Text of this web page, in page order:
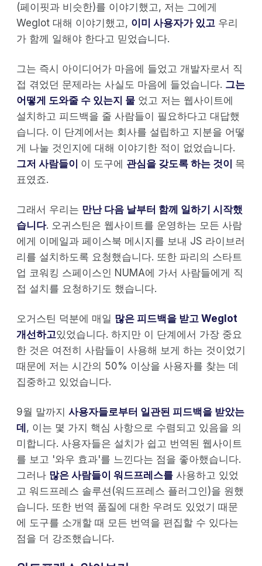
(페이핏과 비슷한)를 이야기했고, 저는 그에게
Weglot 대해 이야기했고, 이미 사용자가 있고 우리
가 함께 일해야 한다고 믿었습니다.
그는 즉시 아이디어가 마음에 들었고 개발자로서 직
접 겪었던 문제라는 사실도 마음에 들었습니다. 그는
어떻게 도와줄 수 있는지 물 었고 저는 웹사이트에
설치하고 피드백을 줄 사람들이 필요하다고 대답했
습니다. 이 단계에서는 회사를 설립하고 지분을 어떻
게 나눌 것인지에 대해 이야기한 적이 없었습니다.
그저 사람들이 이 도구에 관심을 갖도록 하는 것이 목
표였죠.
그래서 우리는 만난 다음 날부터 함께 일하기 시작했
습니다. 오귀스틴은 웹사이트를 운영하는 모든 사람
에게 이메일과 페이스북 메시지를 보내 JS 라이브러
리를 설치하도록 요청했습니다. 또한 파리의 스타트
업 코워킹 스페이스인 NUMA에 가서 사람들에게 직
접 설치를 요청하기도 했습니다.
오거스틴 덕분에 매일 많은 피드백을 받고 Weglot
개선하고있었습니다. 하지만 이 단계에서 가장 중요
한 것은 여전히 사람들이 사용해 보게 하는 것이었기
때문에 저는 시간의 50% 이상을 사용자를 찾는 데
집중하고 있었습니다.
9월 말까지 사용자들로부터 일관된 피드백을 받았는
데, 이는 몇 가지 핵심 사항으로 수렴되고 있음을 의
미합니다. 사용자들은 설치가 쉽고 번역된 웹사이트
를 보고 '와우 효과'를 느낀다는 점을 좋아했습니다.
그러나 많은 사람들이 워드프레스를 사용하고 있었
고 워드프레스 솔루션(워드프레스 플러그인)을 원했
습니다. 또한 번역 품질에 대한 우려도 있었기 때문
에 도구를 소개할 때 모든 번역을 편집할 수 있다는
점을 더 강조했습니다.